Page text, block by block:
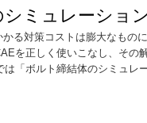
シミュレーショ
る対策コストは膨大なもの
を正しく使いこなし、その
「ボルト締結体のシミュレ